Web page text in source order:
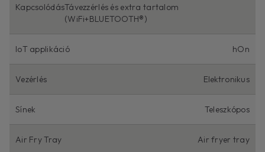
KapcsolódásTávezzérlés és extra tartalom
(WiFi+BLUETOOTH®)
IoT applikáció hOn
Vezérlés Elektronikus
Sínek Teleszkópos
Air Fry Tray Air fryer tray